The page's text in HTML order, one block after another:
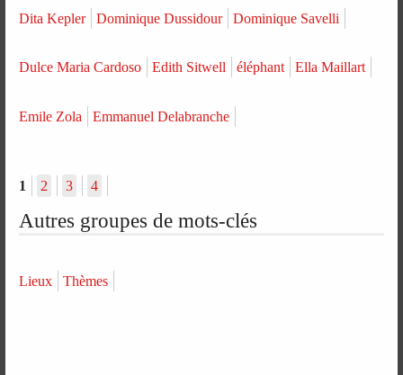
Dita Kepler Dominique Dussidour Dominique Savelli
Dulce Maria Cardoso Edith Sitwell éléphant Ella Maillart
Emile Zola Emmanuel Delabranche
1 2 3 4
Autres groupes de mots-clés
Lieux Thèmes